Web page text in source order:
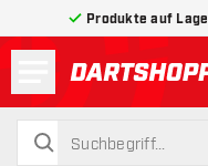
Produkte auf
suchen
suchen